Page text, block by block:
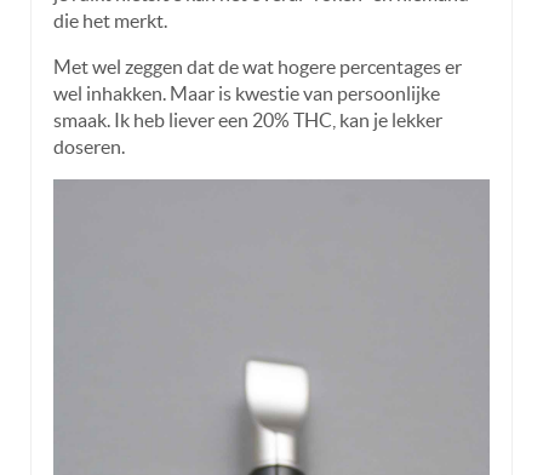
die het merkt.
Met wel zeggen dat de wat hogere percentages er
wel inhakken. Maar is kwestie van persoonlijke
smaak. Ik heb liever een 20% THC, kan je lekker
doseren.